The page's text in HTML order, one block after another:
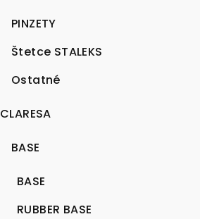
PINZETY
Štetce STALEKS
Ostatné
CLARESA
BASE
BASE
RUBBER BASE